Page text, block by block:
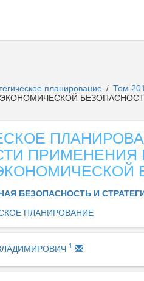
планирование / Том
ПРИМЕНЕНИЯ
БЕЗОПАСНОСТЬ И
ПЛАНИРОВАНИЕ
1